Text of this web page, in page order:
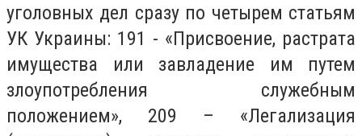
уголовных дел сразу по четырем статьям
УК Украины: 191 - «Присвоение, растрата
имущества или завладение им путем
злоупотребления служебным
положением», 209 – «Легализация